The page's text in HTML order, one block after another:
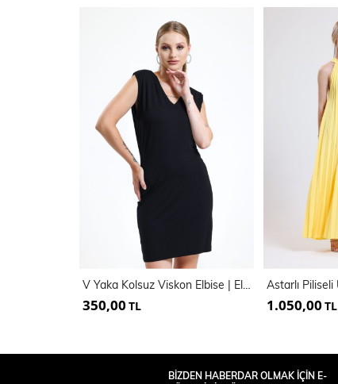
V Yaka Kolsuz Viskon Elbise | Elb35023
350,00 TL 1.050,00 TL
BİZDEN HABERDAR OLMAK İÇİN E-